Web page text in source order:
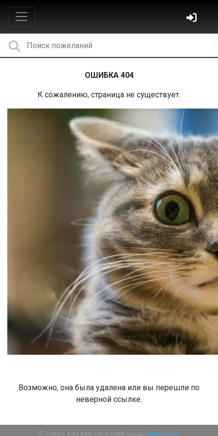
ОШИБКА 404
К сожалению, страница не существует.
Возможно, она была удалена или вы перешли по
неверной ссылке.